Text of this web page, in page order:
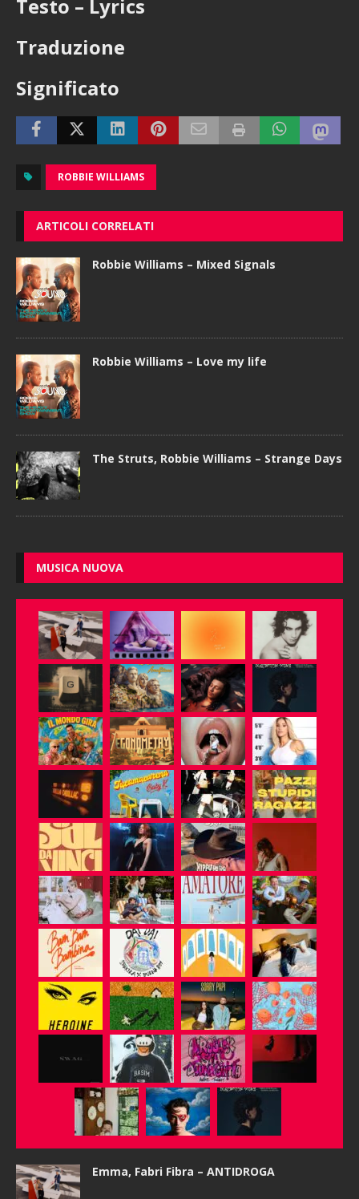
Testo – Lyrics
Traduzione
Significato
ROBBIE WILLIAMS
ARTICOLI CORRELATI
Robbie Williams – Mixed Signals
Robbie Williams – Love my life
The Struts, Robbie Williams – Strange Days
MUSICA NUOVA
Emma, Fabri Fibra – ANTIDROGA